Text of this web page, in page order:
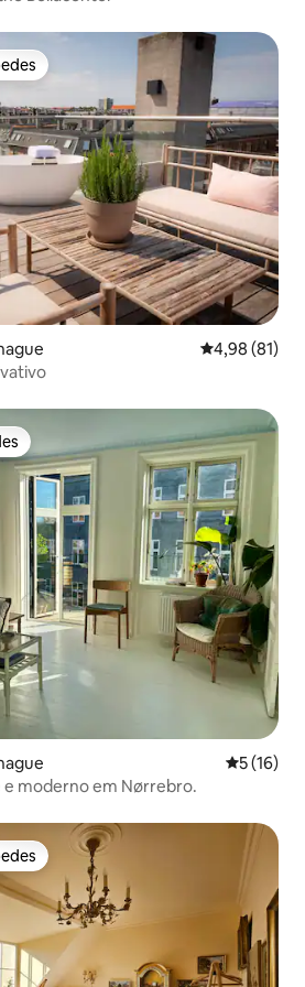
dos hóspedes
4,98 de uma
4,98 (81)
5 de uma
5 (16)
moderno em Nørrebro.
dos hóspedes